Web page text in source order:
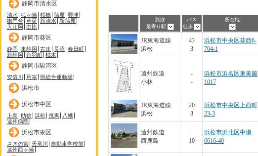
静岡市清水区
清水 狐ヶ崎 桜橋 蒲原 興津
御門台 草薙 新清水
新蒲原
入江岡 由比
静岡市葵区
静岡 東静岡 古庄 長沼 春日町
新静岡 音羽町 柚木
静岡市駿河区
安倍川 用宗 県総合運動場
浜松市
浜松市中区
上島 助信 浜松 曳馬
八幡
遠州病院
浜松市東区
さぎの宮 天竜川
自動車学校前
遠州西ヶ崎
路線
最寄り駅
バス
徒歩
所在地
JR東海道線
浜松
43
3
浜松市中央区葵西6-
704-1
遠州鉄道
小林
-
-
浜松市浜名区東美薗
1017
JR東海道線
浜松
20
3
浜松市中央区上西町
23-3
遠州鉄道
西鹿島
-
10
浜松市浜北区中瀬
6616-40